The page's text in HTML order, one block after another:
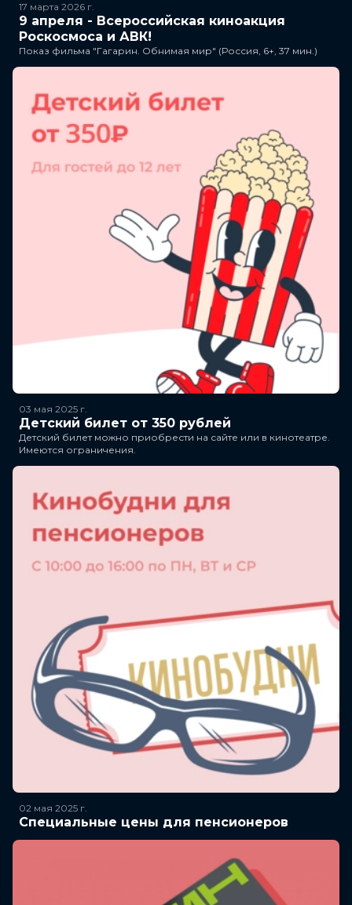
17 марта 2026 г.
9 апреля - Всероссийская киноакция
Роскосмоса и АВК!
Показ фильма "Гагарин. Обнимая мир" (Россия, 6+, 37 мин.)
03 мая 2025 г.
Детский билет от 350 рублей
Детский билет можно приобрести на сайте или в кинотеатре.
Имеются ограничения.
02 мая 2025 г.
Специальные цены для пенсионеров